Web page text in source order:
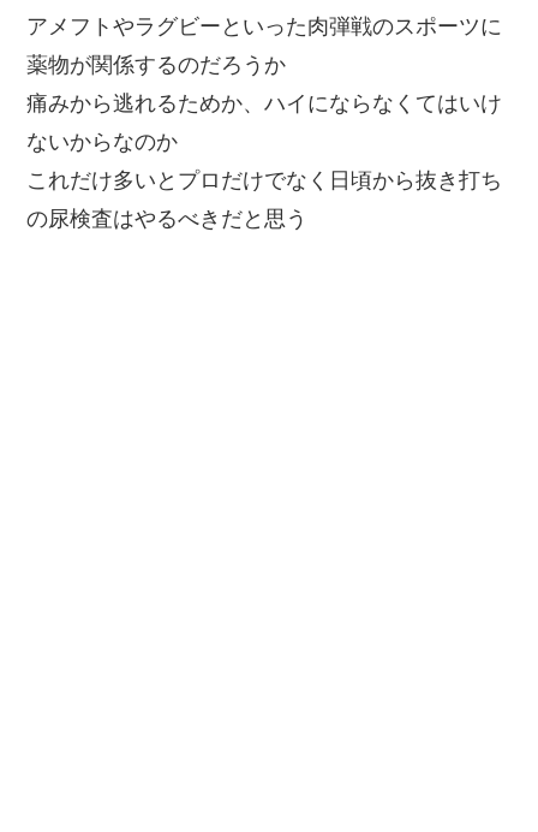
アメフトやラグビーといった肉弾戦のスポーツに
薬物が関係するのだろうか
痛みから逃れるためか、ハイにならなくてはいけ
ないからなのか
これだけ多いとプロだけでなく日頃から抜き打ち
の尿検査はやるべきだと思う